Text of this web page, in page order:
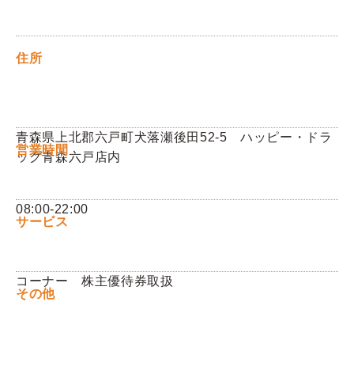
企業情報
お問い合わせ
住所
青森県上北郡六戸町犬落瀬後田52-5 ハッピー・ドラ
ッグ青森六戸店内
営業時間
08:00-22:00
サービス
コーナー 株主優待券取扱
その他